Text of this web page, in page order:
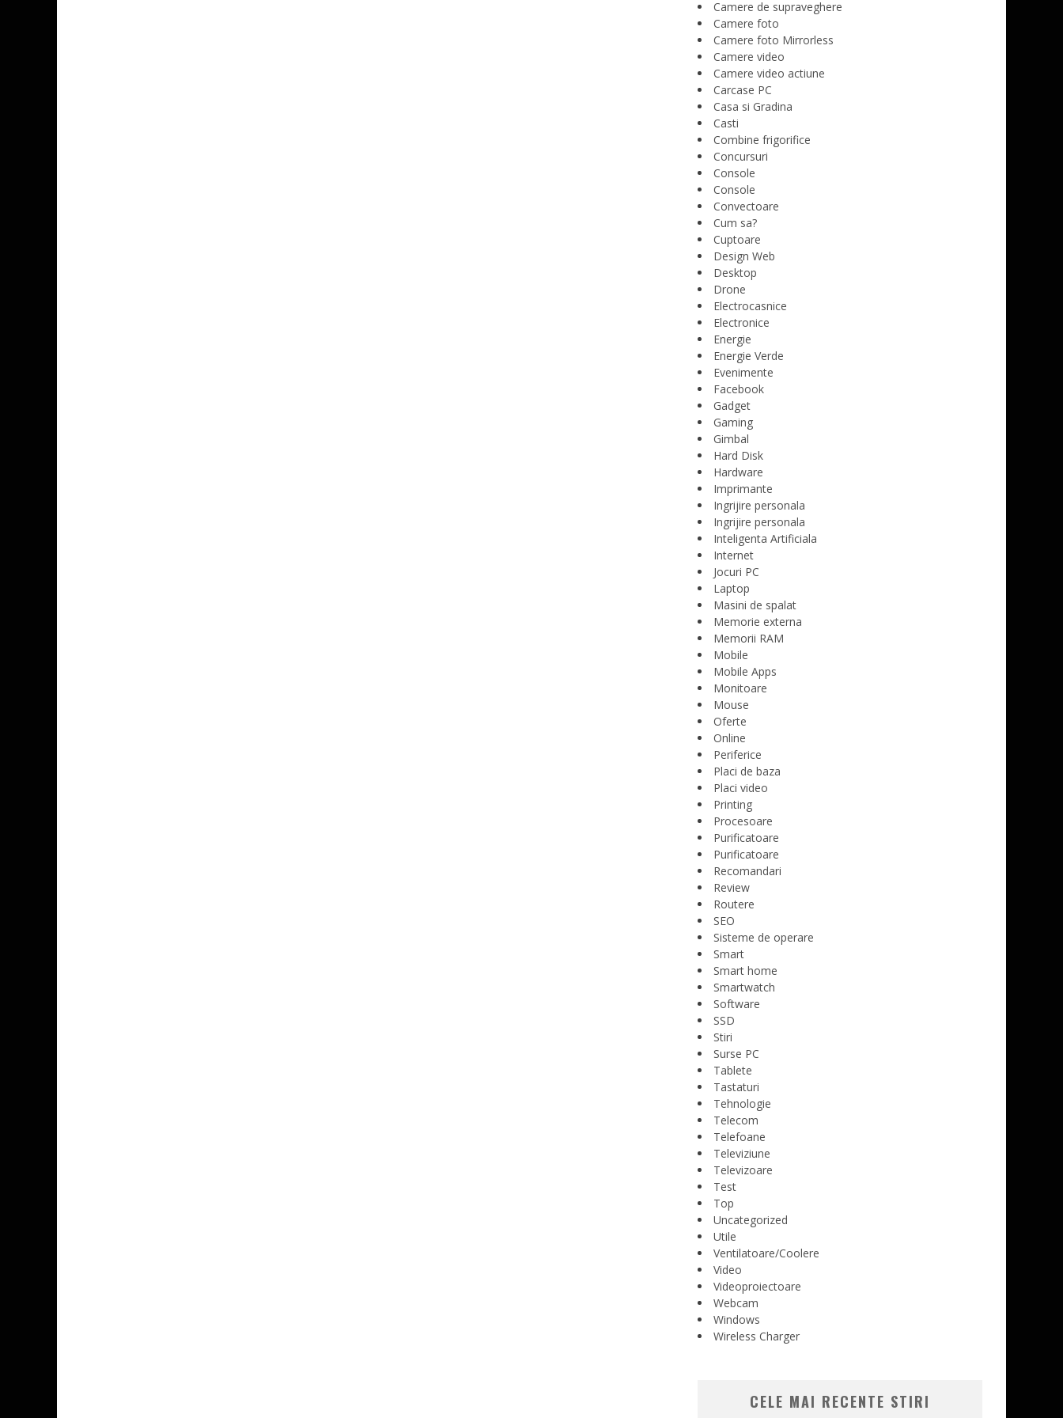
Camere de supraveghere
Camere foto
Camere foto Mirrorless
Camere video
Camere video actiune
Carcase PC
Casa si Gradina
Casti
Combine frigorifice
Concursuri
Console
Console
Convectoare
Cum sa?
Cuptoare
Design Web
Desktop
Drone
Electrocasnice
Electronice
Energie
Energie Verde
Evenimente
Facebook
Gadget
Gaming
Gimbal
Hard Disk
Hardware
Imprimante
Ingrijire personala
Ingrijire personala
Inteligenta Artificiala
Internet
Jocuri PC
Laptop
Masini de spalat
Memorie externa
Memorii RAM
Mobile
Mobile Apps
Monitoare
Mouse
Oferte
Online
Periferice
Placi de baza
Placi video
Printing
Procesoare
Purificatoare
Purificatoare
Recomandari
Review
Routere
SEO
Sisteme de operare
Smart
Smart home
Smartwatch
Software
SSD
Stiri
Surse PC
Tablete
Tastaturi
Tehnologie
Telecom
Telefoane
Televiziune
Televizoare
Test
Top
Uncategorized
Utile
Ventilatoare/Coolere
Video
Videoproiectoare
Webcam
Windows
Wireless Charger
CELE MAI RECENTE STIRI